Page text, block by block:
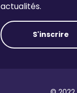
actualités.
S'inscrire